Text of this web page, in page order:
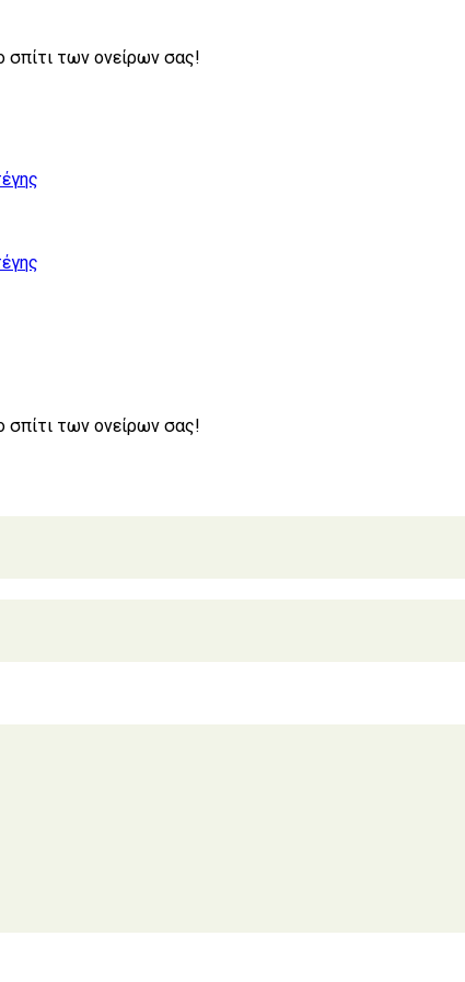
σπίτι των ονείρων σας!
σπίτι των ονείρων σας!
ΑΚΙΝΗΤΑ - ΑΥΤΟΤΕΛΗ ΑΞΙΟΛΟΓΑ
ΚΑΤΟΙΚΙΩΝ - ΑΠΟΘΗΚΕΣ - ΒΙΟΜΗΧΑΝΙΚΑ